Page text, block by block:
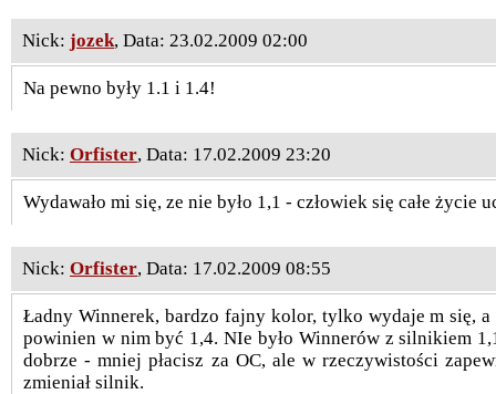
Nick: jozek, Data: 23.02.2009 02:00
Na pewno były 1.1 i 1.4!
Nick: Orfister, Data: 17.02.2009 23:20
Wydawało mi się, ze nie było 1,1 - człowiek się całe życie
Nick: Orfister, Data: 17.02.2009 08:55
Ładny Winnerek, bardzo fajny kolor, tylko wydaje m się,
powinien w nim być 1,4. NIe było Winnerów z silnikiem
dobrze - mniej płacisz za OC, ale w rzeczywistości
zmieniał silnik.